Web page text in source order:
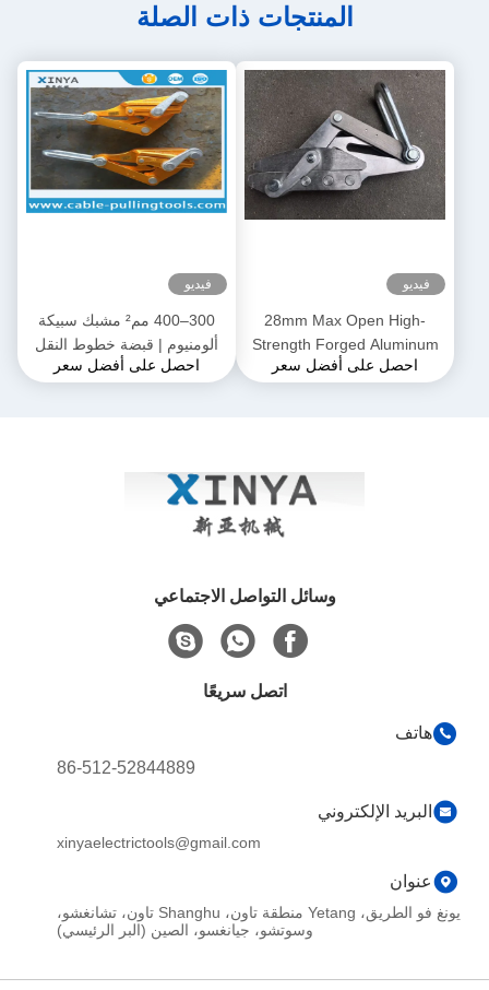
المنتجات ذات الصلة
فيديو
28mm Max Open High-
Strength Forged Aluminum
Alloy Come-Along Clamp معاحصل على أفضل سعر
فيديو
300–400 مم² مشبك سبيكة
ألومنيوم | قبضة خطوط النقل
لموصلات ACSR و AAAC
احصل على أفضل سعر
وسائل التواصل الاجتماعي
اتصل سريعًا
هاتف
86-512-52844889
البريد الإلكتروني
xinyaelectrictools@gmail.com
عنوان
يونغ فو الطريق، Yetang منطقة تاون، Shanghu تاون، تشانغشو،
وسوتشو، جيانغسو، الصين (البر الرئيسي)